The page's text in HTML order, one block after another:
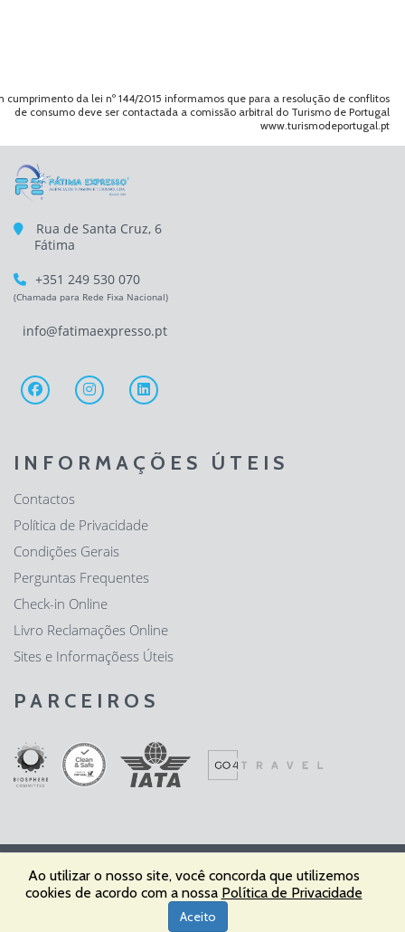
cumprimento da lei nº 144/2015 informamos que para a resolução de conflitos
de consumo deve ser contactada a comissão arbitral do Turismo de Portugal
www.turismodeportugal.pt
Rua de Santa Cruz, 6
Fátima
+351 249 530 070
(Chamada para Rede Fixa Nacional)
info@fatimaexpresso.pt
INFORMAÇÕES ÚTEIS
Contactos
Política de Privacidade
Condições Gerais
Perguntas Frequentes
Check-in Online
Livro Reclamações Online
Sites e Informaçõess Úteis
PARCEIROS
Fátima Expresso - Agência de Viagens e Turismo, Lda | RNAVT nº
1850 | IATA – 64202106 64202106 | © 2022 Todos os Direitos
Reservados | Powered by
Ao utilizar o nosso site, você concorda que utilizemos
cookies de acordo com a nossa Política de Privacidade
Aceito